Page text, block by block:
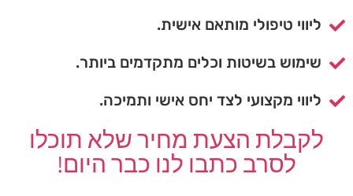
ליווי טיפולי מותאם אישית.
שימוש בשיטות וכלים מתקדמים ביותר.
ליווי מקצועי לצד יחס אישי ותמיכה.
לקבלת הצעת מחיר שלא תוכלו
לסרב כתבו לנו כבר היום!